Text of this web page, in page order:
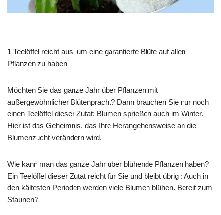
1 Teelöffel reicht aus, um eine garantierte Blüte auf allen
Pflanzen zu haben
Möchten Sie das ganze Jahr über Pflanzen mit
außergewöhnlicher Blütenpracht? Dann brauchen Sie nur noch
einen Teelöffel dieser Zutat: Blumen sprießen auch im Winter.
Hier ist das Geheimnis, das Ihre Herangehensweise an die
Blumenzucht verändern wird.
Wie kann man das ganze Jahr über blühende Pflanzen haben?
Ein Teelöffel dieser Zutat reicht für Sie und bleibt übrig : Auch in
den kältesten Perioden werden viele Blumen blühen. Bereit zum
Staunen?